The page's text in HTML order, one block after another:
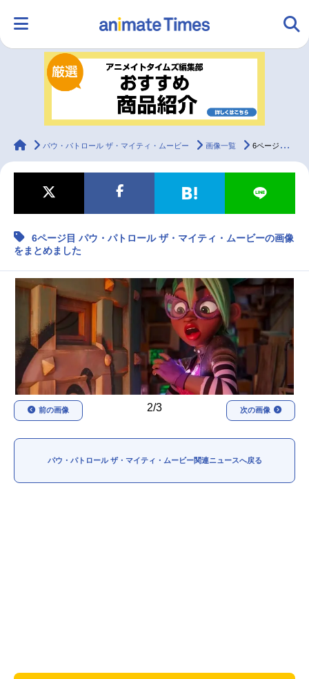
ランキング アニメ
ラジオ グッズ
マンガ・ラノベ ゲーム・アプリ 音楽 コスプレ
2.5次元 配信・Vtuber トレンド 無料マンガ
最新記事一覧
アニメ記事一覧 声優記事一覧
アニメ映画一覧 実写化映画一覧
今期アニメ曜日別一覧
夏アニメ
秋アニメ
FOLLOW US
animateTimes
パウ・パトロール ザ・マイティ・ムービー 画像一覧 6ページ目 パウ・パトロール ザ・マイティ・ムービーの画像をまとめました
6ページ目 パウ・パトロール ザ・マイティ・ムービーの画像
をまとめました
2/3
前の画像 次の画像
パウ・パトロール ザ・マイティ・ムービー関連ニュースへ戻る